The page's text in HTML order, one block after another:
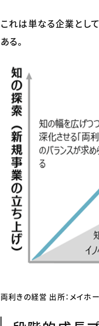
これは単なる企業とし
ある。
両利きの経営 出所：メイホ